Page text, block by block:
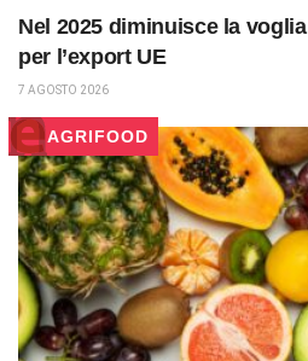
Nel 2025 diminuisce la
per l’export UE
7 AGOSTO 2026
AGRIFOOD